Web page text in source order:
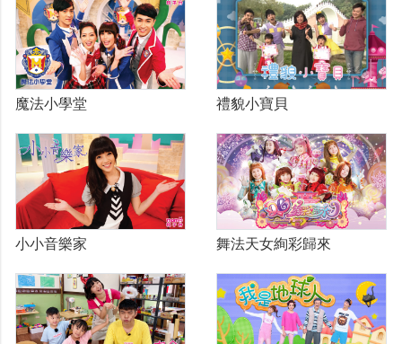
魔法小學堂 禮貌小寶貝
小小音樂家 舞法天女絢彩歸來